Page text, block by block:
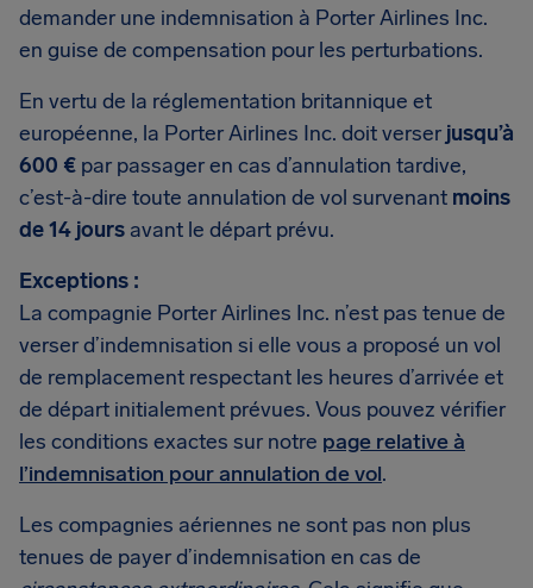
demander une indemnisation à Porter Airlines Inc.
en guise de compensation pour les perturbations.
En vertu de la réglementation britannique et
européenne, la Porter Airlines Inc. doit verser jusqu’à
600 € par passager en cas d’annulation tardive,
c’est-à-dire toute annulation de vol survenant moins
de 14 jours avant le départ prévu.
Exceptions :
La compagnie Porter Airlines Inc. n’est pas tenue de
verser d’indemnisation si elle vous a proposé un vol
de remplacement respectant les heures d’arrivée et
de départ initialement prévues. Vous pouvez vérifier
les conditions exactes sur notre page relative à
l’indemnisation pour annulation de vol.
Les compagnies aériennes ne sont pas non plus
tenues de payer d’indemnisation en cas de